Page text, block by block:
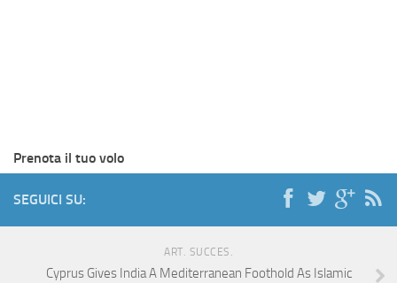
Prenota il tuo volo
SEGUICI SU:
ART. SUCCES.
Cyprus Gives India A Mediterranean Foothold As Islamic